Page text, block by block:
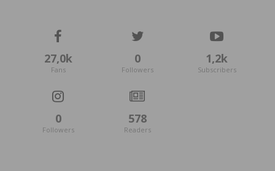
27,0k
Fans
0
Followers
1,2k
Subscribers
0
Followers
578
Readers